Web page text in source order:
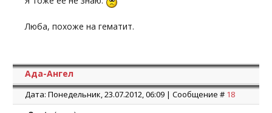
Люба, похоже на гематит.
Ада-Ангел
Дата: Понедельник, 23.07.2012, 06:09 | Сообщение # 18